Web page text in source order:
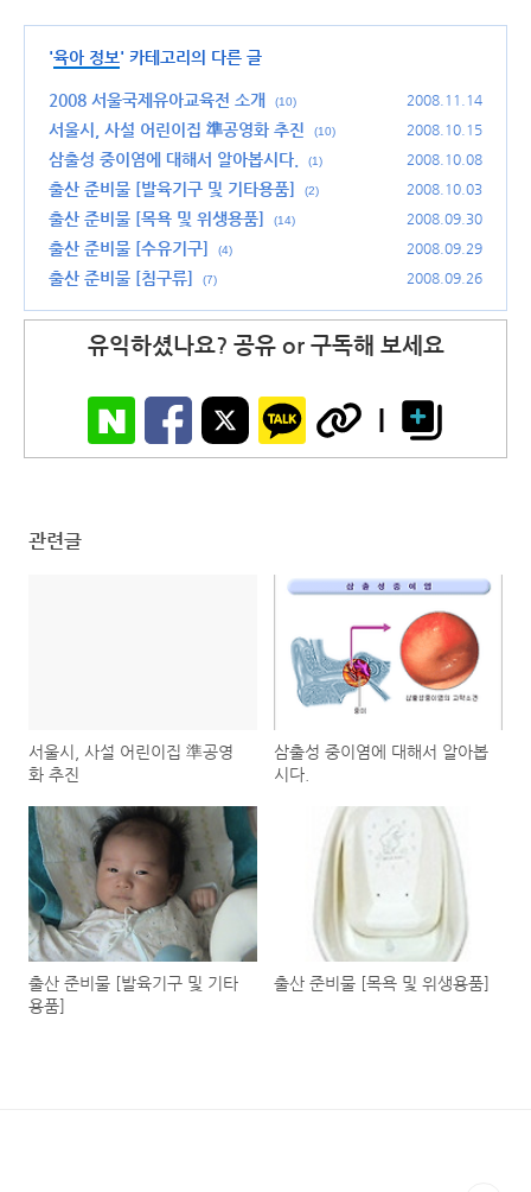
'육아 정보' 카테고리의 다른 글
2008 서울국제유아교육전 소개 (10) 2008.11.14
서울시, 사설 어린이집 準공영화 추진 (10) 2008.10.15
삼출성 중이염에 대해서 알아봅시다. (1) 2008.10.08
출산 준비물 [발육기구 및 기타용품] (2) 2008.10.03
출산 준비물 [목욕 및 위생용품] (14) 2008.09.30
출산 준비물 [수유기구] (4) 2008.09.29
출산 준비물 [침구류] (7) 2008.09.26
유익하셨나요? 공유 or 구독해 보세요
관련글
서울시, 사설 어린이집 準공영
화 추진
삼출성 중이염에 대해서 알아봅
시다.
출산 준비물 [발육기구 및 기타
용품]
출산 준비물 [목욕 및 위생용품]